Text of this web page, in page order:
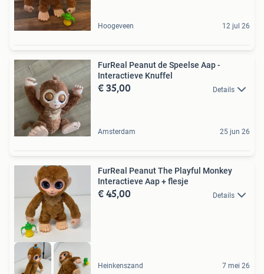
Hoogeveen 12 jul 26
FurReal Peanut de Speelse Aap -
Interactieve Knuffel
€ 35,00 Details
Amsterdam 25 jun 26
FurReal Peanut The Playful Monkey
Interactieve Aap + flesje
€ 45,00 Details
Heinkenszand 7 mei 26